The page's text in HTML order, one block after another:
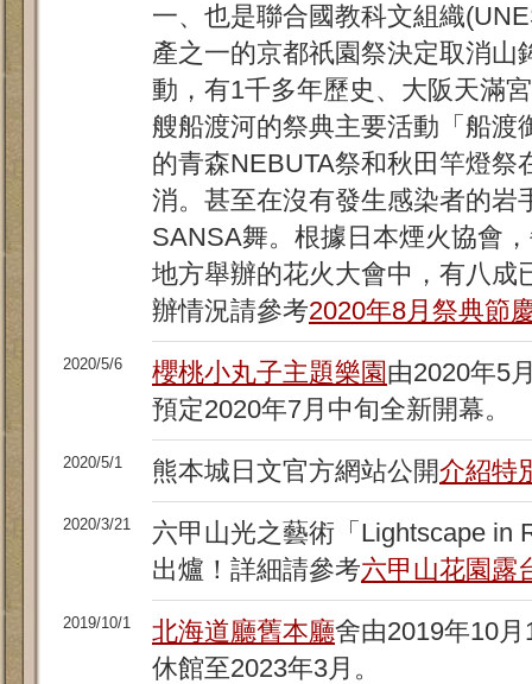
一、也是聯合國教科文組織
產之一的京都祇園祭決定取消山
動，有1千多年歷史、大阪天滿
艘船渡河的祭典主要活動「船渡
的青森NEBUTA祭和秋田竿燈祭
消。甚至在沒有發生感染者的岩
SANSA舞。根據日本煙火協會
地方舉辦的花火大會中，有八成
辦情況請參考2020年8月祭典節
2020/5/6 櫻桃小丸子主題樂園由2020年5
預定2020年7月中旬全新開幕。
2020/5/1 熊本城日文官方網站公開介紹特
2020/3/21
六甲山光之藝術「Lightscape in
出爐！詳細請參考六甲山花園露
2019/10/1 北海道廳舊本廳舍由2019年10
休館至2023年3月。